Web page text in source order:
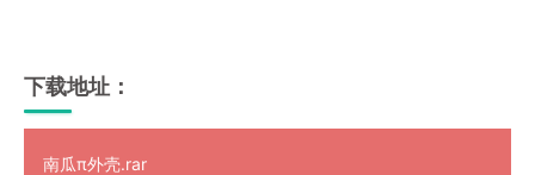
下载地址：
南瓜π外壳.rar